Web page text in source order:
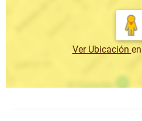
Ver Ubicación en